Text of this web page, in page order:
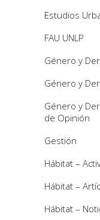
Estudios
FAU UNLP
Género y
Género y
Género y
de Opinión
Gestión
Hábitat –
Hábitat –
Hábitat –